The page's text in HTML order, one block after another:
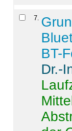
7
BT-
Dr.-